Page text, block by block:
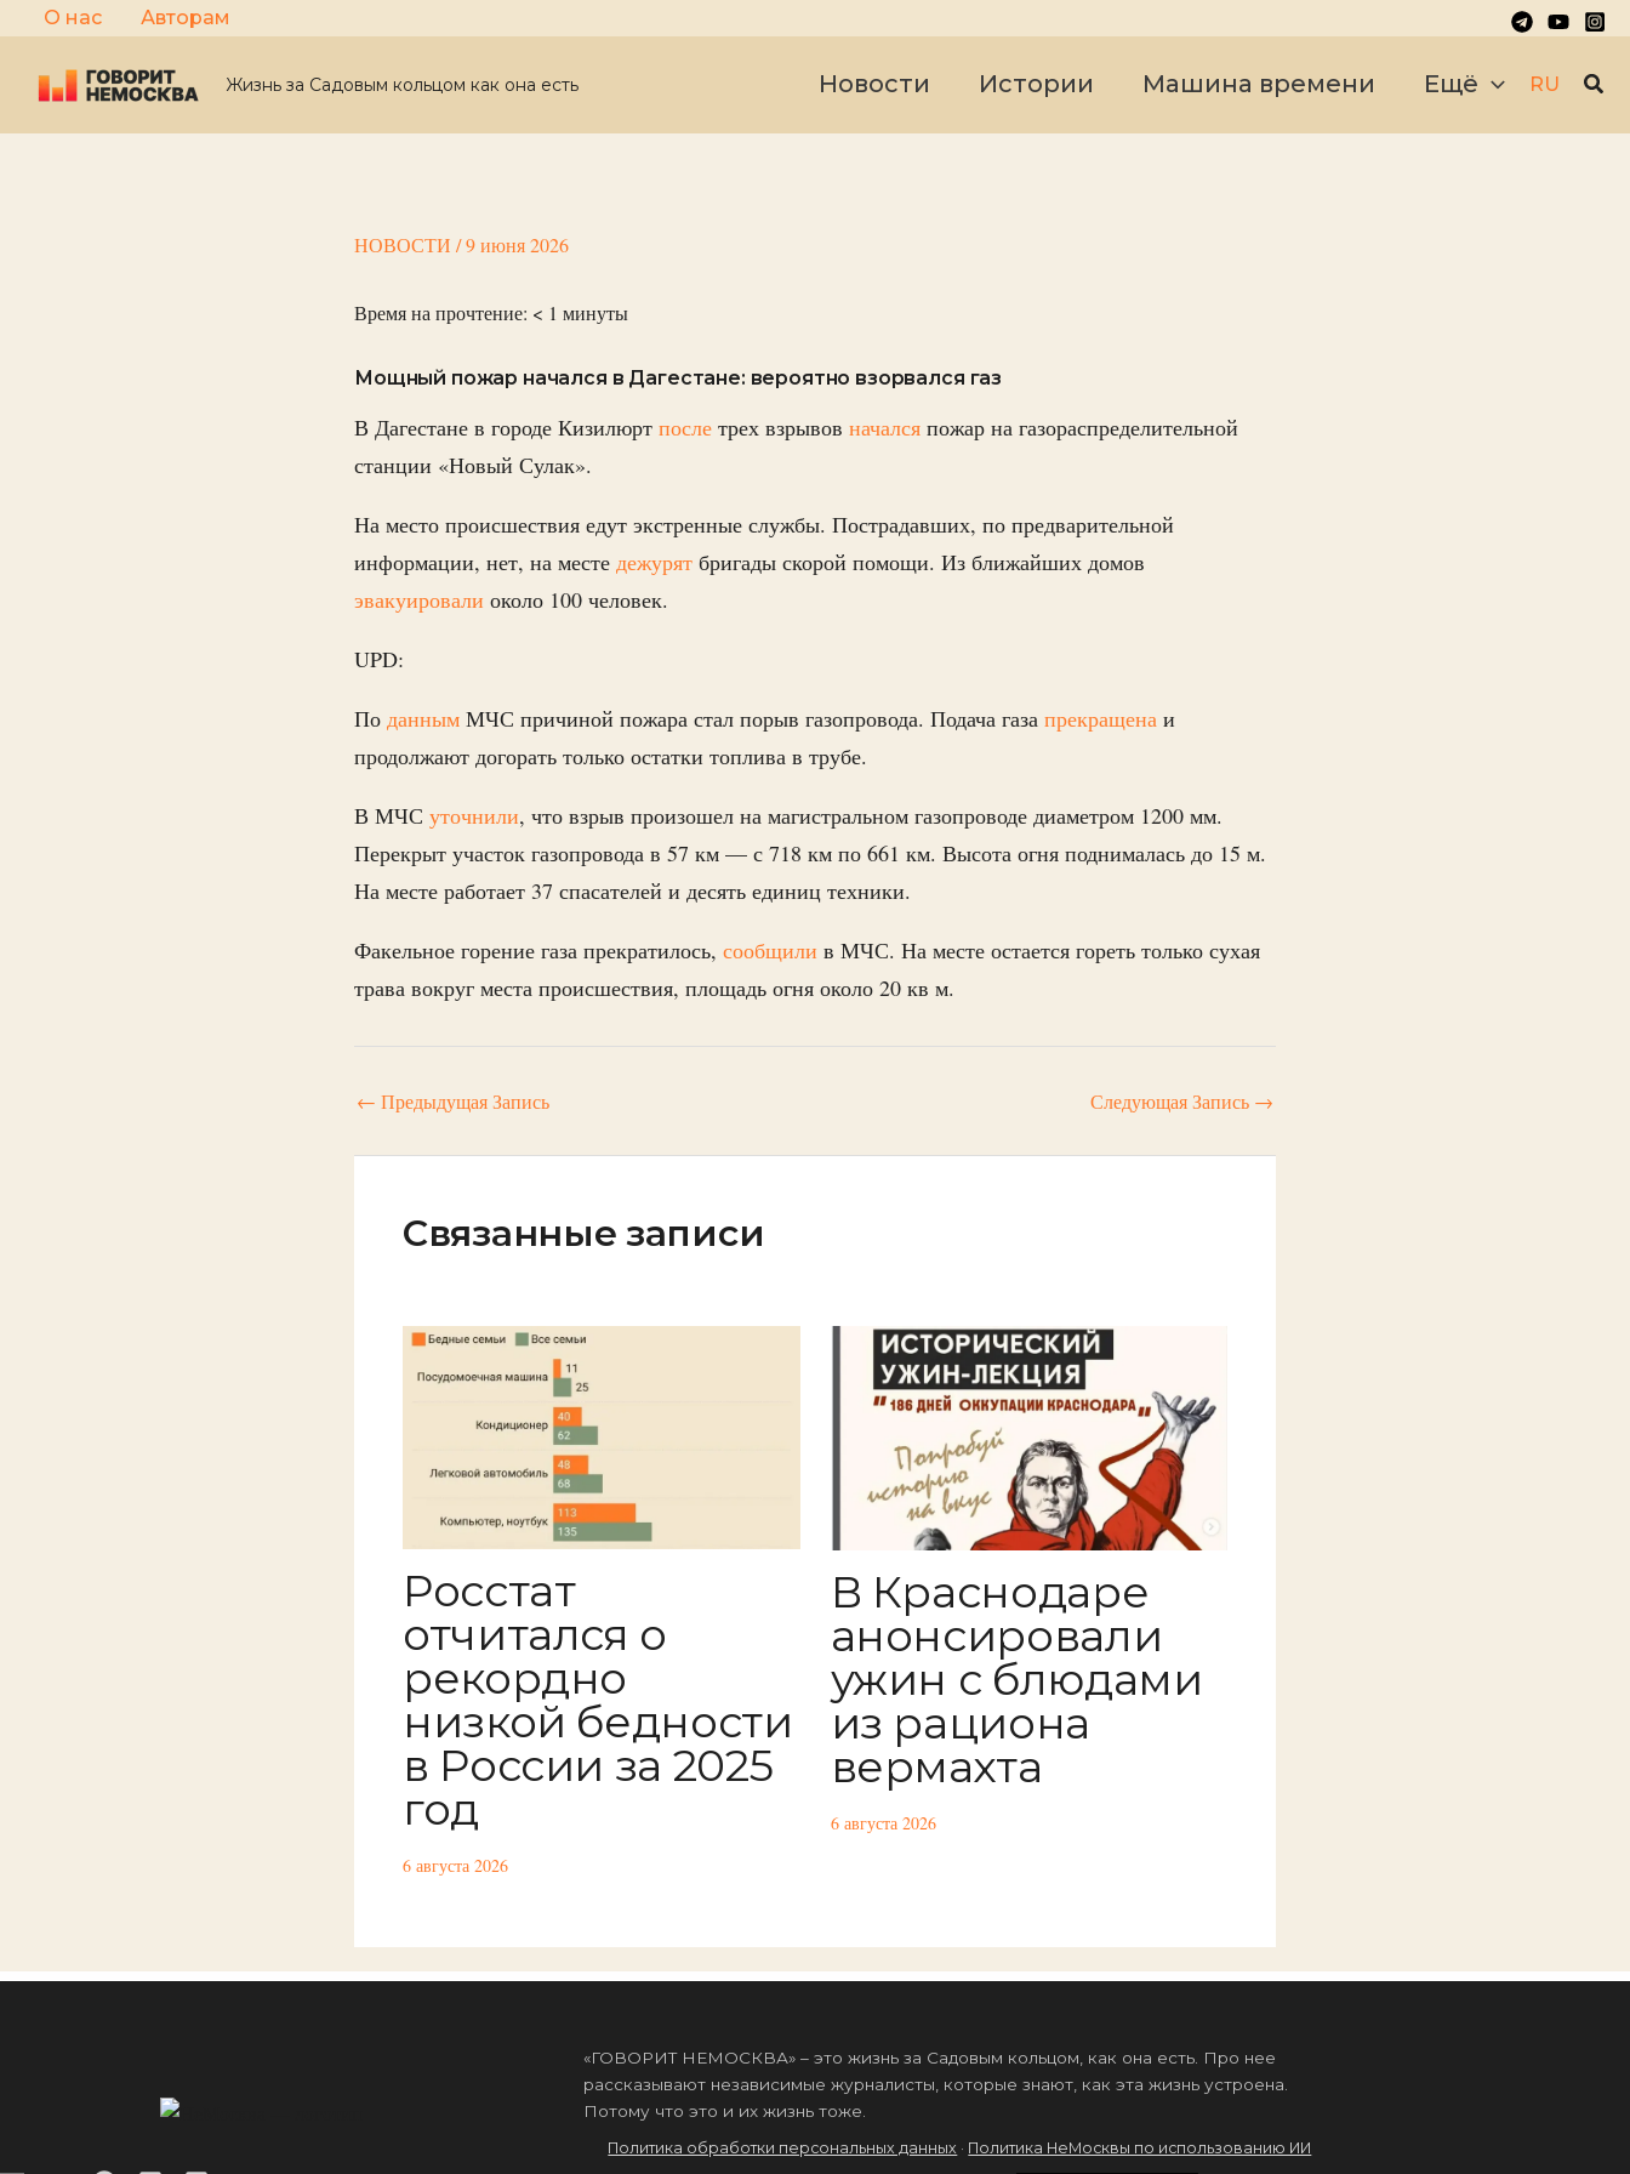
Перейти
к
содержимому
О нас Авторам
Жизнь за Садовым кольцом как она есть Новости Истории Машина времени Ещё RU
НОВОСТИ /9 июня 2026
Время на прочтение: < 1 минуты
Мощный пожар начался в Дагестане: вероятно взорвался газ
В Дагестане в городе Кизилюрт после трех взрывов начался пожар на газораспределительной
станции «Новый Сулак».
На место происшествия едут экстренные службы. Пострадавших, по предварительной
информации, нет, на месте дежурят бригады скорой помощи. Из ближайших домов
эвакуировали около 100 человек.
UPD:
По данным МЧС причиной пожара стал порыв газопровода. Подача газа прекращена и
продолжают догорать только остатки топлива в трубе.
В МЧС уточнили, что взрыв произошел на магистральном газопроводе диаметром 1200 мм.
Перекрыт участок газопровода в 57 км — с 718 км по 661 км. Высота огня поднималась до 15 м.
На месте работает 37 спасателей и десять единиц техники.
Факельное горение газа прекратилось, сообщили в МЧС. На месте остается гореть только сухая
трава вокруг места происшествия, площадь огня около 20 кв м.
← Предыдущая Запись Следующая Запись →
Связанные записи
Росстат
отчитался о
рекордно
низкой бедности
в России за 2025
год
6 августа 2026
В Краснодаре
анонсировали
ужин с блюдами
из рациона
вермахта
6 августа 2026
«ГОВОРИТ НЕМОСКВА» – это жизнь за Садовым кольцом, как она есть. Про нее
рассказывают независимые журналисты, которые знают, как эта жизнь устроена.
Потому что это и их жизнь тоже.
Политика обработки персональных данных · Политика НеМосквы по использованию ИИ